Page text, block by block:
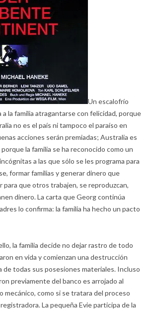
Un escalofrío
a la familia atragantarse con felicidad, porque
no es el país ni tampoco el paraíso en
acciones serán premiadas; Australia es
la familia se ha reconocido como un
a las que sólo se les programa para
formar familias y generar dinero que
que otros trabajen, se reproduzcan,
dinero. La carta que Georg continúa
lo confirma: la familia ha hecho un pacto
la familia decide no dejar rastro de todo
en vida y comienzan una destrucción
de todas sus posesiones materiales. Incluso
previamente del banco es arrojado al
como si se tratara del proceso
La pequeña Evie participa de la